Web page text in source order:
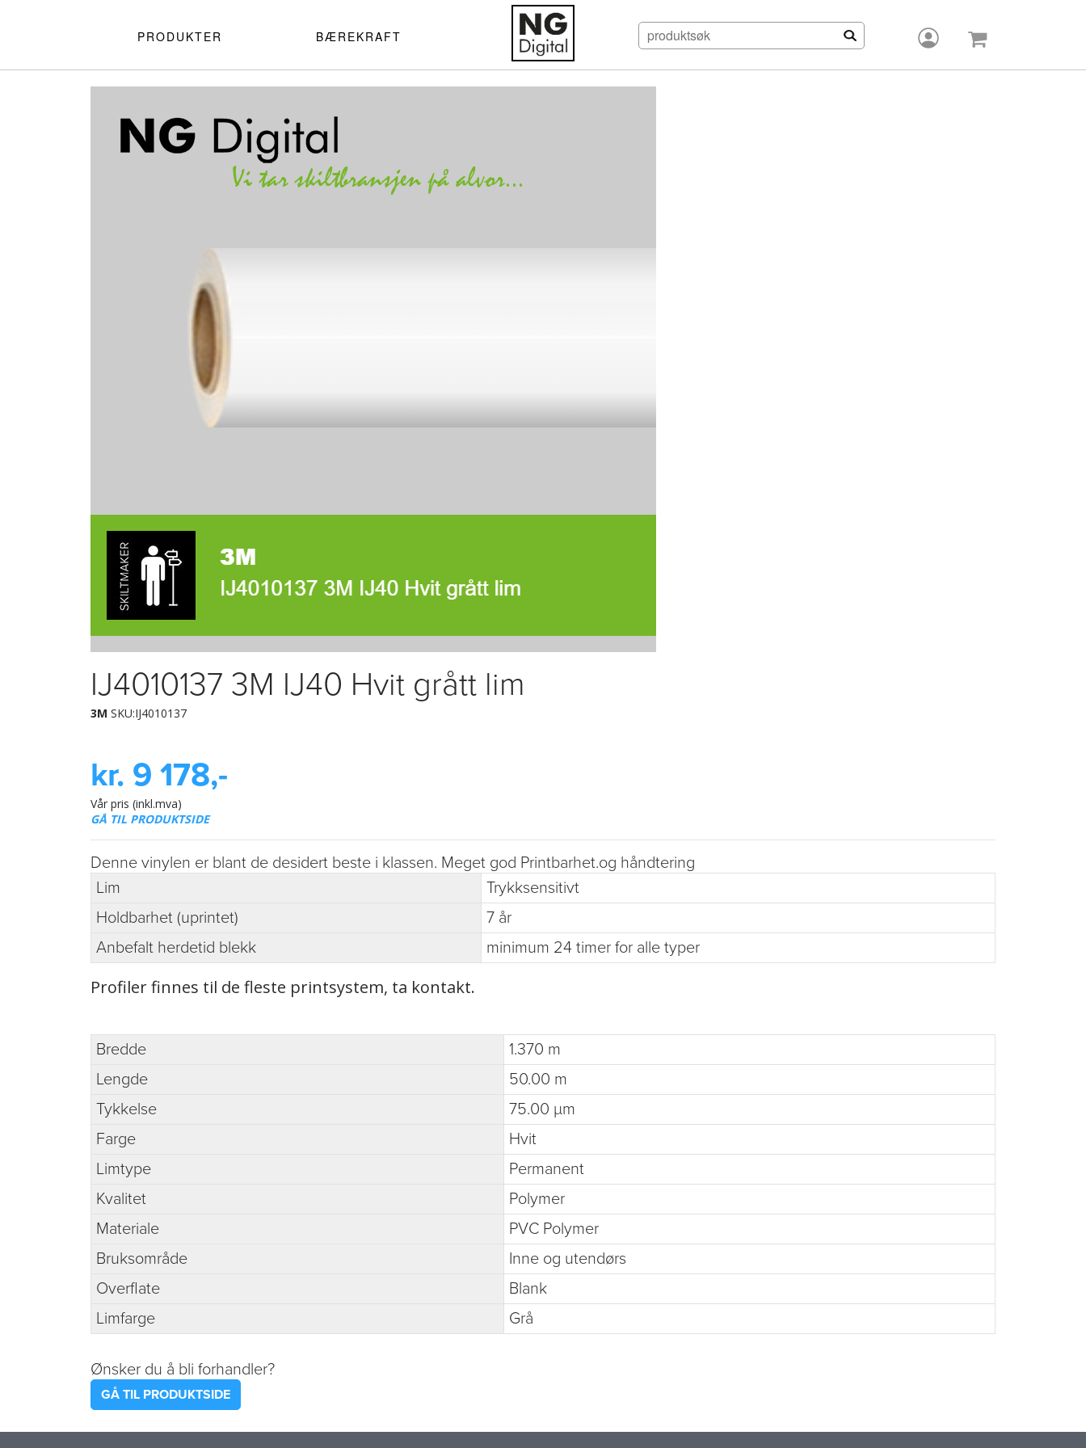
PRODUKTER BÆREKRAFT
IJ4010137 3M IJ40 Hvit grått lim
3M SKU:IJ4010137
kr. 9 178,-
Vår pris (inkl.mva)
GÅ TIL PRODUKTSIDE
Denne vinylen er blant de desidert beste i klassen. Meget god Printbarhet.og håndtering
Lim
Trykksensitivt
Holdbarhet (uprintet)
7 år
Anbefalt herdetid blekk
minimum 24 timer for alle typer
Profiler finnes til de fleste printsystem, ta kontakt.
Bredde
1.370 m
Lengde
50.00 m
Tykkelse
75.00 µm
Farge
Hvit
Limtype
Permanent
Kvalitet
Polymer
Materiale
PVC Polymer
Bruksområde
Inne og utendørs
Overflate
Blank
Limfarge
Grå
Ønsker du å bli forhandler?
GÅ TIL PRODUKTSIDE